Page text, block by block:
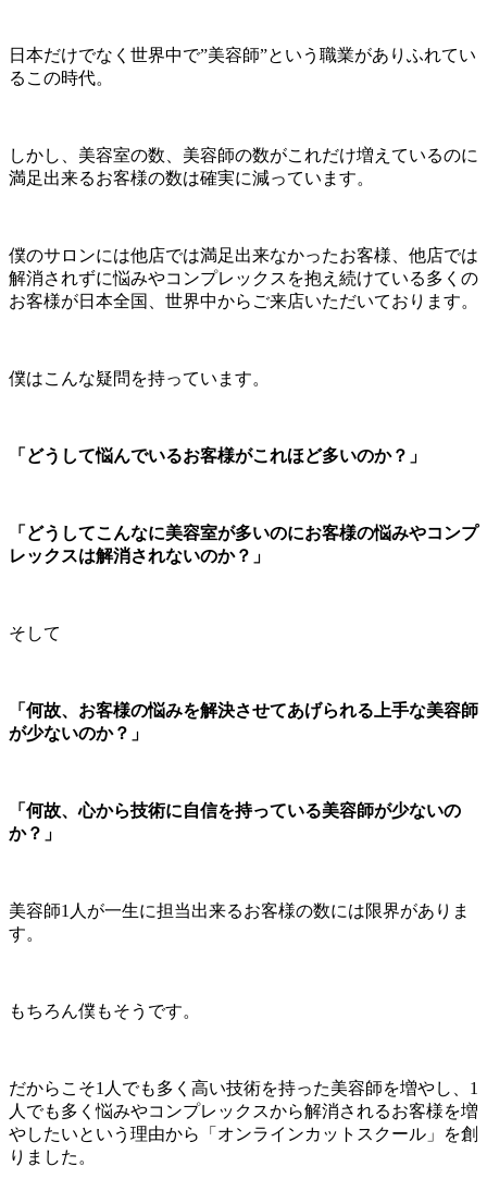
日本だけでなく世界中で”美容師”という職業がありふれてい
るこの時代。
しかし、美容室の数、美容師の数がこれだけ増えているのに
満足出来るお客様の数は確実に減っています。
僕のサロンには他店では満足出来なかったお客様、他店では
解消されずに悩みやコンプレックスを抱え続けている多くの
お客様が日本全国、世界中からご来店いただいております。
僕はこんな疑問を持っています。
「どうして悩んでいるお客様がこれほど多いのか？」
「どうしてこんなに美容室が多いのにお客様の悩みやコンプ
レックスは解消されないのか？」
そして
「何故、お客様の悩みを解決させてあげられる上手な美容師
が少ないのか？」
「何故、心から技術に自信を持っている美容師が少ないの
か？」
美容師1人が一生に担当出来るお客様の数には限界がありま
す。
もちろん僕もそうです。
だからこそ1人でも多く高い技術を持った美容師を増やし、1
人でも多く悩みやコンプレックスから解消されるお客様を増
やしたいという理由から「オンラインカットスクール」を創
りました。